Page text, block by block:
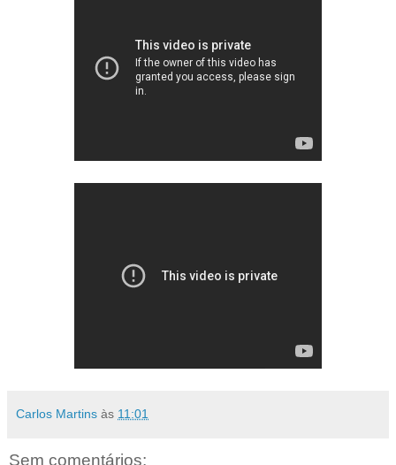
Carlos Martins às 11:01
Sem comentários: